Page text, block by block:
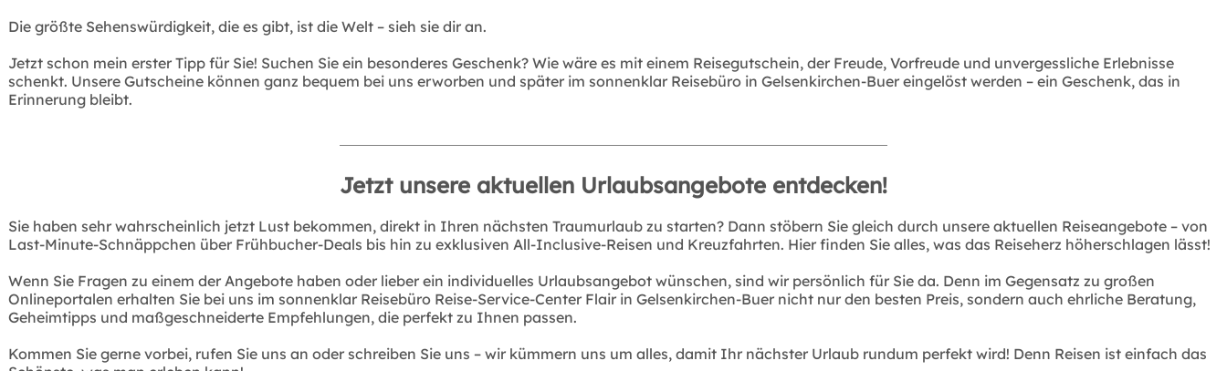
Die größte Sehenswürdigkeit, die es gibt, ist die Welt – sieh sie dir an.
Jetzt schon mein erster Tipp für Sie! Suchen Sie ein besonderes Geschenk? Wie wäre es mit einem Reisegutschein, der Freude, Vorfreude und unvergessliche Erlebnisse
schenkt. Unsere Gutscheine können ganz bequem bei uns erworben und später im sonnenklar Reisebüro in Gelsenkirchen-Buer eingelöst werden – ein Geschenk, das in
Erinnerung bleibt.
Jetzt unsere aktuellen Urlaubsangebote entdecken!
Sie haben sehr wahrscheinlich jetzt Lust bekommen, direkt in Ihren nächsten Traumurlaub zu starten? Dann stöbern Sie gleich durch unsere aktuellen Reiseangebote – von
Last-Minute-Schnäppchen über Frühbucher-Deals bis hin zu exklusiven All-Inclusive-Reisen und Kreuzfahrten. Hier finden Sie alles, was das Reiseherz höherschlagen lässt!
Wenn Sie Fragen zu einem der Angebote haben oder lieber ein individuelles Urlaubsangebot wünschen, sind wir persönlich für Sie da. Denn im Gegensatz zu großen
Onlineportalen erhalten Sie bei uns im sonnenklar Reisebüro Reise-Service-Center Flair in Gelsenkirchen-Buer nicht nur den besten Preis, sondern auch ehrliche Beratung,
Geheimtipps und maßgeschneiderte Empfehlungen, die perfekt zu Ihnen passen.
Kommen Sie gerne vorbei, rufen Sie uns an oder schreiben Sie uns – wir kümmern uns um alles, damit Ihr nächster Urlaub rundum perfekt wird! Denn Reisen ist einfach das